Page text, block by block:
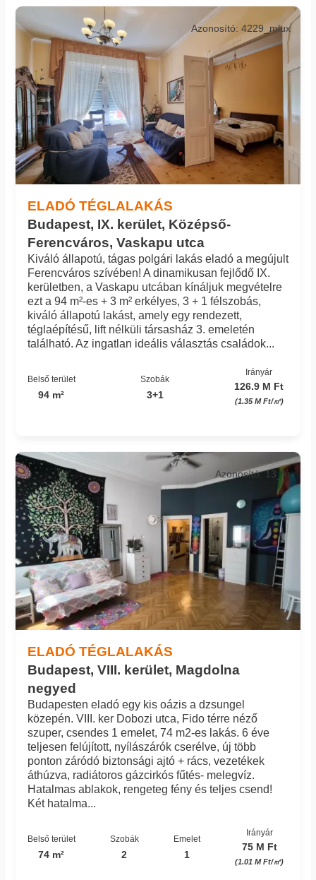
ELADÓ TÉGLALAKÁS
Budapest, IX. kerület, Középső-
Ferencváros, Vaskapu utca
Azonosító: 4229_mlux
Kiváló állapotú, tágas polgári lakás eladó a megújult
Ferencváros szívében! A dinamikusan fejlődő IX.
kerületben, a Vaskapu utcában kínáljuk megvételre
ezt a 94 m²-es + 3 m² erkélyes, 3 + 1 félszobás,
kiváló állapotú lakást, amely egy rendezett,
téglaépítésű, lift nélküli társasház 3. emeletén
található. Az ingatlan ideális választás családok...
Belső terület
94 m²
Szobák
3+1
Irányár
126.9 M Ft
(1.35 M Ft/㎡)
ELADÓ TÉGLALAKÁS
Budapest, VIII. kerület, Magdolna
negyed
Azonosító: 13_kr
Budapesten eladó egy kis oázis a dzsungel
közepén. VIII. ker Dobozi utca, Fido térre néző
szuper, csendes 1 emelet, 74 m2-es lakás. 6 éve
teljesen felújított, nyílászárók cserélve, új több
ponton záródó biztonsági ajtó + rács, vezetékek
áthúzva, radiátoros gázcirkós fűtés- melegvíz.
Hatalmas ablakok, rengeteg fény és teljes csend!
Két hatalma...
Belső terület
74 m²
Szobák
2
Emelet
1
Irányár
75 M Ft
(1.01 M Ft/㎡)